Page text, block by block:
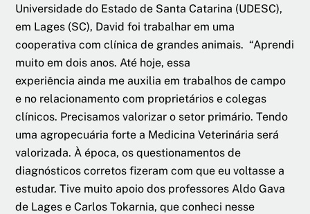
Universidade do Estado de Santa Catarina (UDESC),
em Lages (SC), David foi trabalhar em uma
cooperativa com clínica de grandes animais. “Aprendi
muito em dois anos. Até hoje, essa
experiência ainda me auxilia em trabalhos de campo
e no relacionamento com proprietários e colegas
clínicos. Precisamos valorizar o setor primário. Tendo
uma agropecuária forte a Medicina Veterinária será
valorizada. À época, os questionamentos de
diagnósticos corretos fizeram com que eu voltasse a
estudar. Tive muito apoio dos professores Aldo Gava
de Lages e Carlos Tokarnia, que conheci nesse